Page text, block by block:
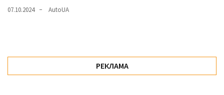
07.10.2024 AutoUA
РЕКЛАМА